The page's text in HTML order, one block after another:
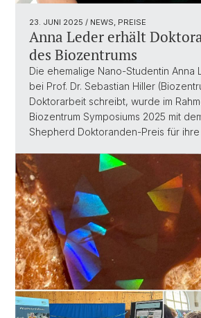
23. JUNI 2025 / NEWS, PREISE
Anna Leder erhält
des Biozentrums
Die ehemalige Nano-Studentin Anna
bei Prof. Dr. Sebastian Hiller
Doktorarbeit schreibt, wurde im
Biozentrum Symposiums 2025 mit
Shepherd Doktoranden-Preis für